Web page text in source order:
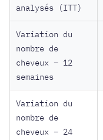
analysés (ITT)
Variation du
nombre de
cheveux – 12
semaines
Variation du
nombre de
cheveux – 24